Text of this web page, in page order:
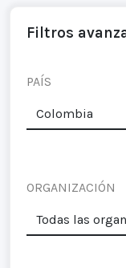
Filtros
PAÍS
ORGANIZACIÓN